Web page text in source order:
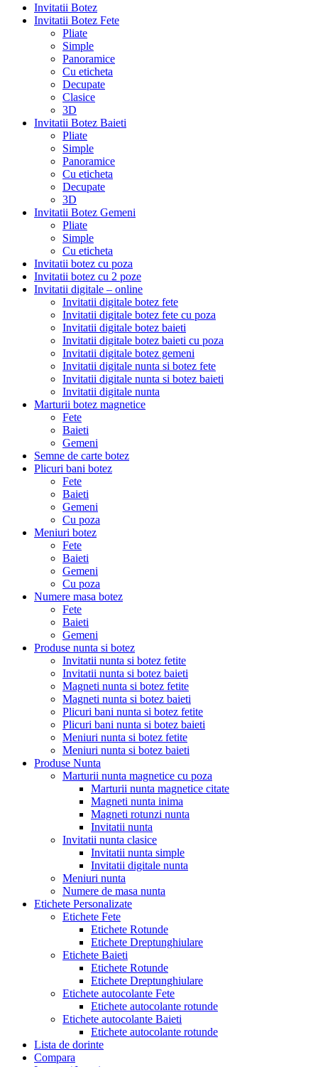
Invitatii Botez
Invitatii Botez Fete
Pliate
Simple
Panoramice
Cu eticheta
Decupate
Clasice
3D
Invitatii Botez Baieti
Pliate
Simple
Panoramice
Cu eticheta
Decupate
3D
Invitatii Botez Gemeni
Pliate
Simple
Cu eticheta
Invitatii botez cu poza
Invitatii botez cu 2 poze
Invitatii digitale – online
Invitatii digitale botez fete
Invitatii digitale botez fete cu poza
Invitatii digitale botez baieti
Invitatii digitale botez baieti cu poza
Invitatii digitale botez gemeni
Invitatii digitale nunta si botez fete
Invitatii digitale nunta si botez baieti
Invitatii digitale nunta
Marturii botez magnetice
Fete
Baieti
Gemeni
Semne de carte botez
Plicuri bani botez
Fete
Baieti
Gemeni
Cu poza
Meniuri botez
Fete
Baieti
Gemeni
Cu poza
Numere masa botez
Fete
Baieti
Gemeni
Produse nunta si botez
Invitatii nunta si botez fetite
Invitatii nunta si botez baieti
Magneti nunta si botez fetite
Magneti nunta si botez baieti
Plicuri bani nunta si botez fetite
Plicuri bani nunta si botez baieti
Meniuri nunta si botez fetite
Meniuri nunta si botez baieti
Produse Nunta
Marturii nunta magnetice cu poza
Marturii nunta magnetice citate
Magneti nunta inima
Magneti rotunzi nunta
Invitatii nunta
Invitatii nunta clasice
Invitatii nunta simple
Invitatii digitale nunta
Meniuri nunta
Numere de masa nunta
Etichete Personalizate
Etichete Fete
Etichete Rotunde
Etichete Dreptunghiulare
Etichete Baieti
Etichete Rotunde
Etichete Dreptunghiulare
Etichete autocolante Fete
Etichete autocolante rotunde
Etichete autocolante Baieti
Etichete autocolante rotunde
Lista de dorinte
Compara